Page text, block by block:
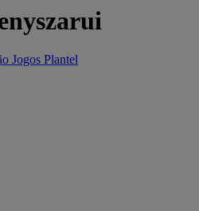
Jogos Plantel